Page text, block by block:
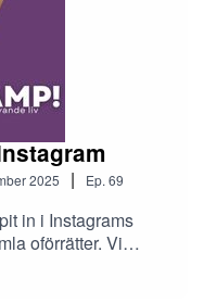
2025 | Ep. 69
in i Instagrams
oförrätter. Vi
utan att läsa,
baksida –